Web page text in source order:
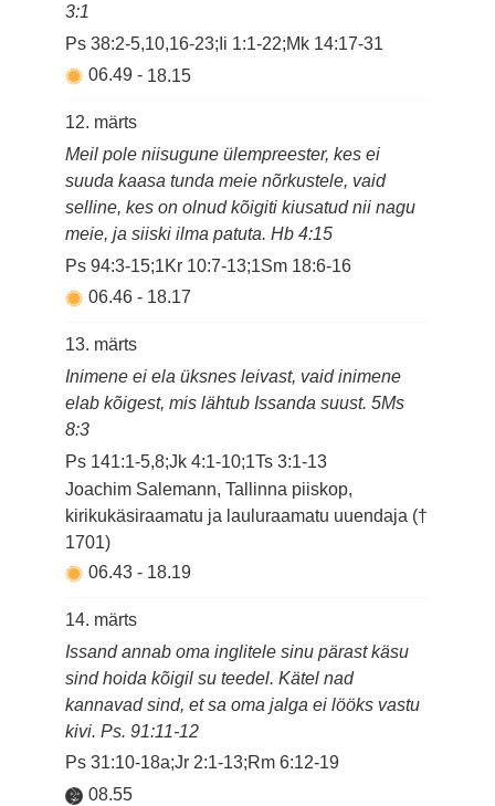
3:1
Ps 38:2-5,10,16-23;Ii 1:1-22;Mk 14:17-31
06.49- 18.15
12. märts
Meil pole niisugune ülempreester, kes ei
suuda kaasa tunda meie nõrkustele, vaid
selline, kes on olnud kõigiti kiusatud nii nagu
meie, ja siiski ilma patuta. Hb 4:15
Ps 94:3-15;1Kr 10:7-13;1Sm 18:6-16
06.46- 18.17
13. märts
Inimene ei ela üksnes leivast, vaid inimene
elab kõigest, mis lähtub Issanda suust. 5Ms
8:3
Ps 141:1-5,8;Jk 4:1-10;1Ts 3:1-13
Joachim Salemann, Tallinna piiskop,
kirikukäsiraamatu ja lauluraamatu uuendaja (†
1701)
06.43- 18.19
14. märts
Issand annab oma inglitele sinu pärast käsu
sind hoida kõigil su teedel. Kätel nad
kannavad sind, et sa oma jalga ei lööks vastu
kivi. Ps. 91:11-12
Ps 31:10-18a;Jr 2:1-13;Rm 6:12-19
08.55